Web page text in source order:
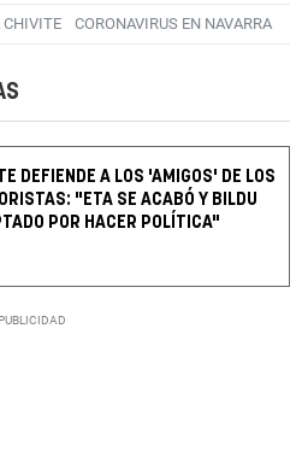
CHIVITE CORONAVIRUS EN NAVARRA
DEFIENDE A LOS 'AMIGOS' DE LOS
"ETA SE ACABÓ Y BILDU
POR HACER POLÍTICA"